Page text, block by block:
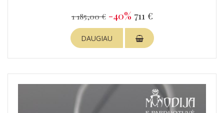
1 185,00 € -40% 711 €
DAUGIAU